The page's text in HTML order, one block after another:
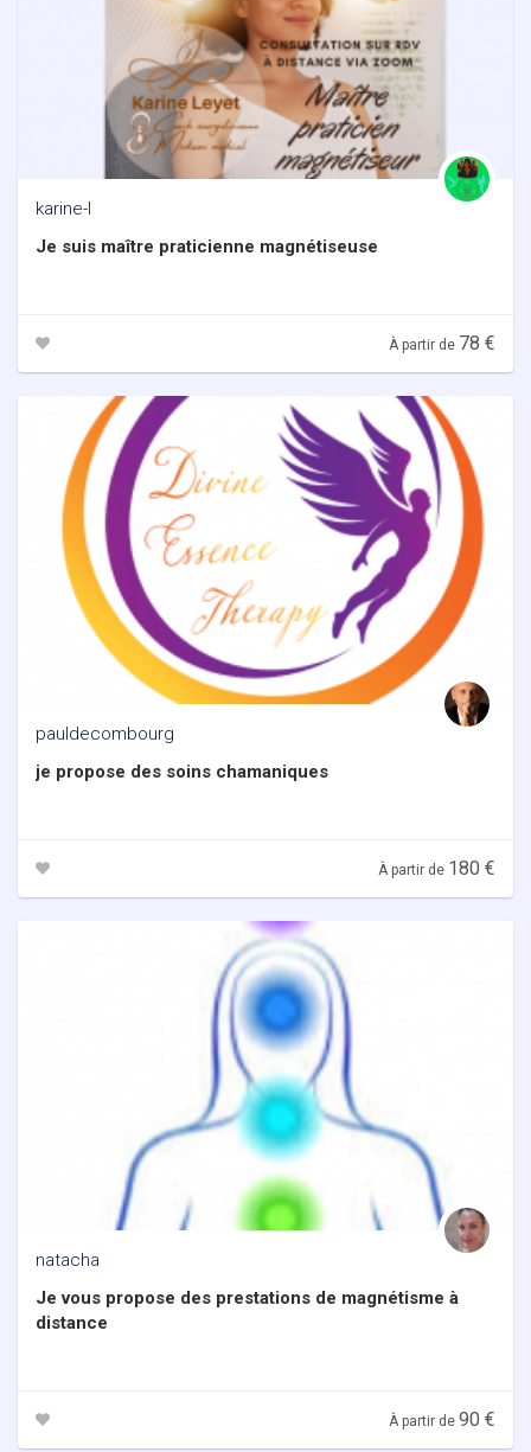
karine-l
Je suis maître praticienne magnétiseuse
À partir de 78 €
pauldecombourg
je propose des soins chamaniques
À partir de 180 €
natacha
Je vous propose des prestations de magnétisme à
distance
À partir de 90 €